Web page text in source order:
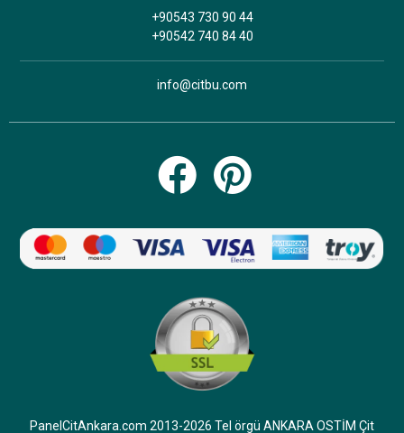
+90543 730 90 44
+90542 740 84 40
info@citbu.com
PanelCitAnkara.com 2013-2026 Tel örgü ANKARA OSTİM Çit